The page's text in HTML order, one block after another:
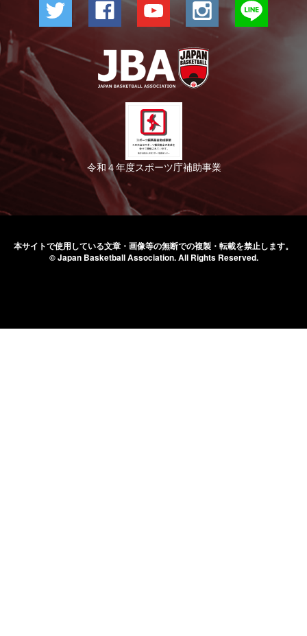
令和４年度スポーツ庁補助事業
本サイトで使用している文章・画像等の無断での複製・転載を禁止します。
© Japan Basketball Association.All Rights Reserved.